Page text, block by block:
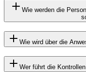
Wie werden die
Wie wird über die
Wer führt die